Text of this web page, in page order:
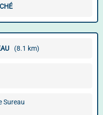
(8.1 km)
Sureau